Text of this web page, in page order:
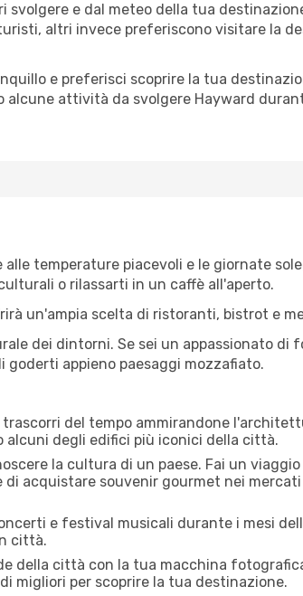
e dal meteo della tua
altri invece preferiscono visitare la
e preferisci scoprire la tua
attività da svolgere Hayward
temperature piacevoli e le giornate
o rilassarti in un caffè all'aperto.
un'ampia scelta di ristoranti, bistrot e
dei dintorni. Se sei un appassionato di
appieno paesaggi mozzafiato.
del tempo ammirandone
alcuni degli edifici più iconici della città.
la cultura di un paese. Fai un
acquistare souvenir gourmet nei
e festival musicali durante i mesi
città.
della città con la tua macchina
migliori per scoprire la tua destinazione.